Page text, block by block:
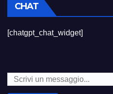
CHAT
[chatgpt_chat_widget]